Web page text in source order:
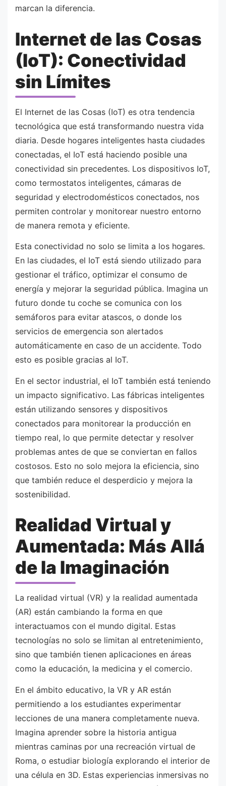
marcan la diferencia.
Internet de las Cosas
(IoT): Conectividad
sin Límites
El Internet de las Cosas (IoT) es otra tendencia
tecnológica que está transformando nuestra vida
diaria. Desde hogares inteligentes hasta ciudades
conectadas, el IoT está haciendo posible una
conectividad sin precedentes. Los dispositivos IoT,
como termostatos inteligentes, cámaras de
seguridad y electrodomésticos conectados, nos
permiten controlar y monitorear nuestro entorno
de manera remota y eficiente.
Esta conectividad no solo se limita a los hogares.
En las ciudades, el IoT está siendo utilizado para
gestionar el tráfico, optimizar el consumo de
energía y mejorar la seguridad pública. Imagina un
futuro donde tu coche se comunica con los
semáforos para evitar atascos, o donde los
servicios de emergencia son alertados
automáticamente en caso de un accidente. Todo
esto es posible gracias al IoT.
En el sector industrial, el IoT también está teniendo
un impacto significativo. Las fábricas inteligentes
están utilizando sensores y dispositivos
conectados para monitorear la producción en
tiempo real, lo que permite detectar y resolver
problemas antes de que se conviertan en fallos
costosos. Esto no solo mejora la eficiencia, sino
que también reduce el desperdicio y mejora la
sostenibilidad.
Realidad Virtual y
Aumentada: Más Allá
de la Imaginación
La realidad virtual (VR) y la realidad aumentada
(AR) están cambiando la forma en que
interactuamos con el mundo digital. Estas
tecnologías no solo se limitan al entretenimiento,
sino que también tienen aplicaciones en áreas
como la educación, la medicina y el comercio.
En el ámbito educativo, la VR y AR están
permitiendo a los estudiantes experimentar
lecciones de una manera completamente nueva.
Imagina aprender sobre la historia antigua
mientras caminas por una recreación virtual de
Roma, o estudiar biología explorando el interior de
una célula en 3D. Estas experiencias inmersivas no